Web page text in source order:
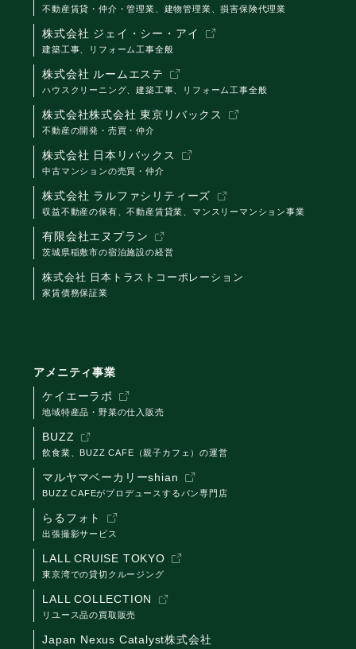
不動産賃貸・仲介・管理業、建物管理業、損害保険代理業
株式会社 ジェイ・シー・アイ
建築工事、リフォーム工事全般
株式会社 ルームエステ
ハウスクリーニング、建築工事、リフォーム工事全般
株式会社株式会社 東京リバックス
不動産の開発・売買・仲介
株式会社 日本リバックス
中古マンションの売買・仲介
株式会社 ラルファシリティーズ
収益不動産の保有、不動産賃貸業、マンスリーマンション事業
有限会社エヌプラン
茨城県稲敷市の宿泊施設の経営
株式会社 日本トラストコーポレーション
家賃債務保証業
アメニティ事業
ケイエーラボ
地域特産品・野菜の仕入販売
BUZZ
飲食業、BUZZ CAFE（親子カフェ）の運営
マルヤマベーカリーshian
BUZZ CAFEがプロデュースするパン専門店
らるフォト
出張撮影サービス
LALL CRUISE TOKYO
東京湾での貸切クルージング
LALL COLLECTION
リユース品の買取販売
Japan Nexus Catalyst株式会社